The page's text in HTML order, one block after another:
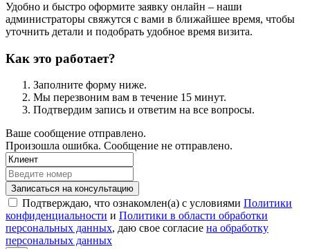
Удобно и быстро оформите заявку онлайн – наши
администраторы свяжутся с вами в ближайшее время, чтобы
уточнить детали и подобрать удобное время визита.
Как это работает?
Заполните форму ниже.
Мы перезвоним вам в течение 15 минут.
Подтвердим запись и ответим на все вопросы.
Ваше сообщение отправлено.
Произошла ошибка. Сообщение не отправлено.
Записаться на консультацию
Подтверждаю, что ознакомлен(а) с условиями Политики
конфиденциальности и Политики в области обработки
персональных данных, даю свое согласие на обработку
персональных данных